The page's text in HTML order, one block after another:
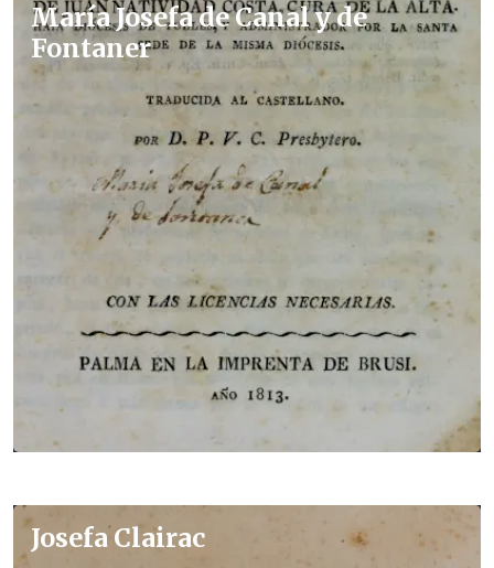
María Josefa de Canal y de
Fontaner
Josefa Clairac